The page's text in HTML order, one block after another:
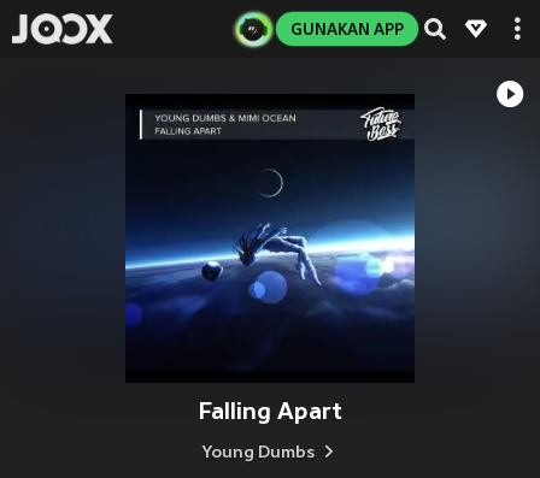
GUNAKAN APP
Falling Apart
Young Dumbs